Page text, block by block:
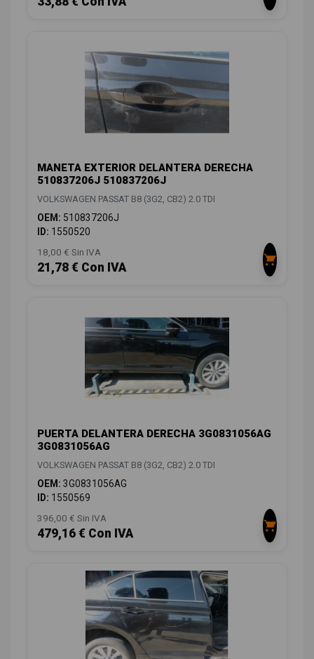
MANETA EXTERIOR DELANTERA DERECHA
510837206J 510837206J
VOLKSWAGEN PASSAT B8 (3G2, CB2) 2.0 TDI
OEM: 510837206J
ID: 1550520
18,00 € Sin IVA
21,78 € Con IVA
PUERTA DELANTERA DERECHA 3G0831056AG
3G0831056AG
VOLKSWAGEN PASSAT B8 (3G2, CB2) 2.0 TDI
OEM: 3G0831056AG
ID: 1550569
396,00 € Sin IVA
479,16 € Con IVA